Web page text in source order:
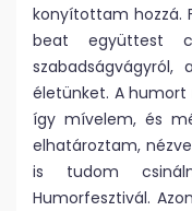
konyítottam hozzá.
beat együttest
életünket. A
így mívelem, és
elhatároztam,
is tudom
Humorfesztivál.